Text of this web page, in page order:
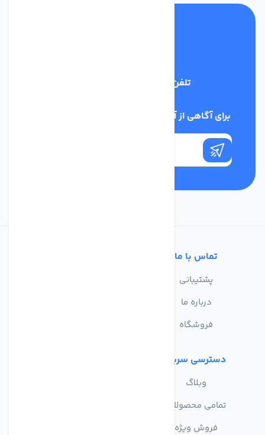
تلفن پشتیبانی
برای آگاهی از آخرین اخبار در خبرنامه ما عضو شوید
تماس با ما
پشتیبانی
درباره ما
فروشگاه
دسترسی سریع
وبلاگ
تمامی محصولات
فروش ویژه